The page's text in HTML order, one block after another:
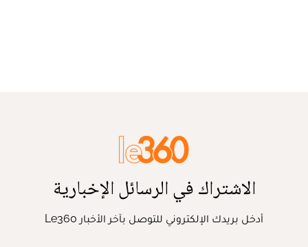
الاشتراك في الرسائل الإخبارية
أدخل بريدك الإلكتروني للتوصل بآخر الأخبار Le360